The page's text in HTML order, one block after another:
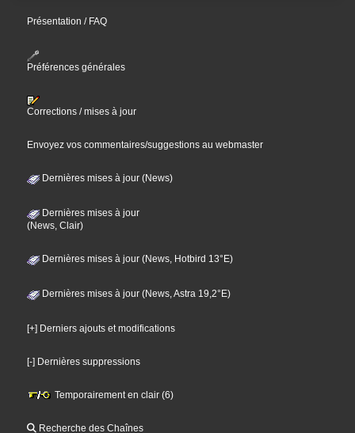
Présentation / FAQ
Préférences générales
Corrections / mises à jour
Envoyez vos commentaires/suggestions au webmaster
Dernières mises à jour (News)
Dernières mises à jour
(News, Clair)
Dernières mises à jour (News, Hotbird 13°E)
Dernières mises à jour (News, Astra 19,2°E)
[+] Derniers ajouts et modifications
[-] Dernières suppressions
Temporairement en clair (6)
Recherche des Chaînes